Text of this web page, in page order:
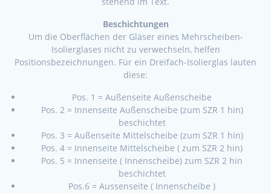
Beschichtungen
Um die Oberflächen der Gläser eines Mehrscheiben-
Isolierglases nicht zu verwechseln, helfen
Positionsbezeichnungen. Für ein Dreifach-Isolierglas lauten
diese:
Pos. 1 = Außenseite Außenscheibe
Pos. 2 = Innenseite Außenscheibe (zum SZR 1 hin)
beschichtet
Pos. 3 = Außenseite Mittelscheibe (zum SZR 1 hin)
Pos. 4 = Innenseite Mittelscheibe ( zum SZR 2 hin)
Pos. 5 = Innenseite ( Innenscheibe) zum SZR 2 hin
beschichtet
Pos.6 = Aussenseite ( Innenscheibe )